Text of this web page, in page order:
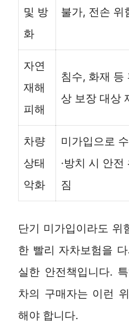
및 방
화
불가, 전손 위
자연
재해
피해
침수, 화재 등
상 보장 대상
차량
상태
악화
미가입으로
·방치 시 안전
짐
단기 미가입이라도 위
한 빨리 자차보험을
실한 안전책입니다.
차의 구매자는 이런
해야 합니다.